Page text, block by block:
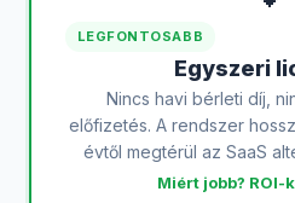
LEGFONTOSABB
Egyszeri
Nincs havi bérleti díj,
előfizetés. A rendszer
évtől megtérül az SaaS
Miért jobb?